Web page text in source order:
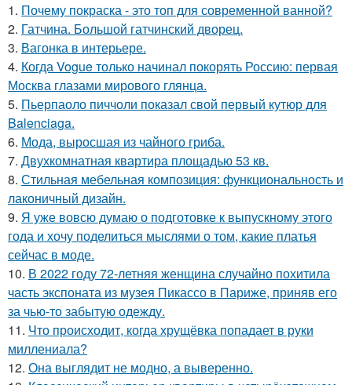
1. Почему покраска - это топ для современной ванной?
2. Гатчина. Большой гатчинский дворец.
3. Вагонка в интерьере.
4. Когда Vogue только начинал покорять Россию: первая
Москва глазами мирового глянца.
5. Пьерпаоло пиччоли показал свой первый кутюр для
Balenciaga.
6. Мода, выросшая из чайного гриба.
7. Двухкомнатная квартира площадью 53 кв.
8. Стильная мебельная композиция: функциональность и
лаконичный дизайн.
9. Я уже вовсю думаю о подготовке к выпускному этого
года и хочу поделиться мыслями о том, какие платья
сейчас в моде.
10. В 2022 году 72-летняя женщина случайно похитила
часть экспоната из музея Пикассо в Париже, приняв его
за чью-то забытую одежду.
11. Что происходит, когда хрущёвка попадает в руки
миллениала?
12. Она выглядит не модно, а выверенно.